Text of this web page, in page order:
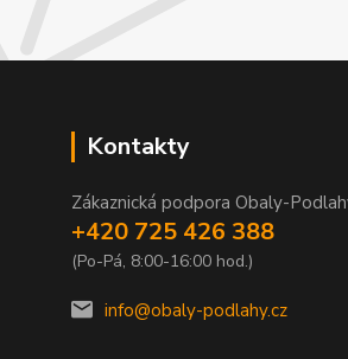
Kontakty
Zákaznická podpora Obaly-
+420 725 426 388
(Po-Pá, 8:00-16:00 hod.)
info@obaly-podlahy.cz